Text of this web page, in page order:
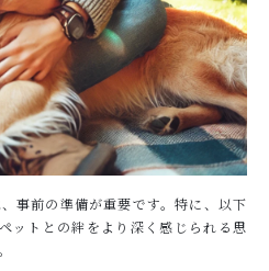
事前の準備が重要です。特に、以下
ットとの絆をより深く感じられる思